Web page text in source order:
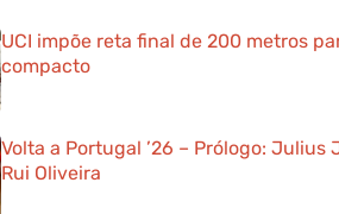
UCI impõe reta final de 200 metros
compacto
Volta a Portugal ’26 – Prólogo: Julius
Rui Oliveira